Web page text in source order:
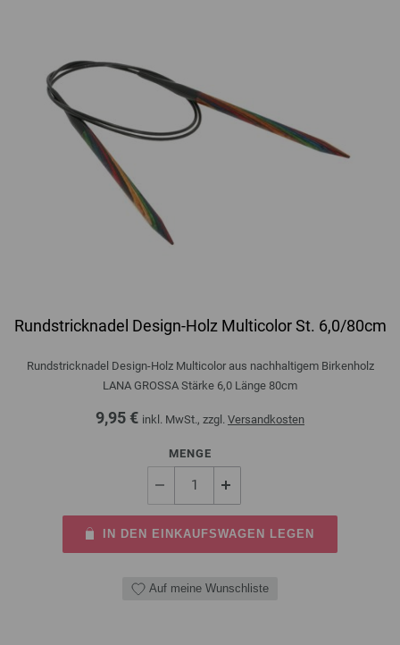
Rundstricknadel Design-Holz Multicolor St. 6,0/80cm
Rundstricknadel Design-Holz Multicolor aus nachhaltigem Birkenholz
LANA GROSSA Stärke 6,0 Länge 80cm
9,95 € inkl. MwSt., zzgl. Versandkosten
MENGE
IN DEN EINKAUFSWAGEN LEGEN
Auf meine Wunschliste